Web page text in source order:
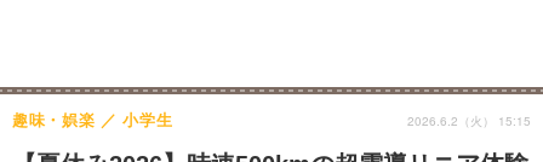
趣味・娯楽 小学生 2026.6.2（火） 15:15